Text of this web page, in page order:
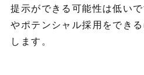
提示ができる可能性は低い
やポテンシャル採用をでき
します。